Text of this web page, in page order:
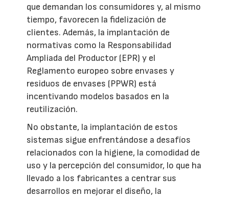
que demandan los consumidores y, al mismo
tiempo, favorecen la fidelización de
clientes. Además, la implantación de
normativas como la Responsabilidad
Ampliada del Productor (EPR) y el
Reglamento europeo sobre envases y
residuos de envases (PPWR) está
incentivando modelos basados en la
reutilización.
No obstante, la implantación de estos
sistemas sigue enfrentándose a desafíos
relacionados con la higiene, la comodidad de
uso y la percepción del consumidor, lo que ha
llevado a los fabricantes a centrar sus
desarrollos en mejorar el diseño, la